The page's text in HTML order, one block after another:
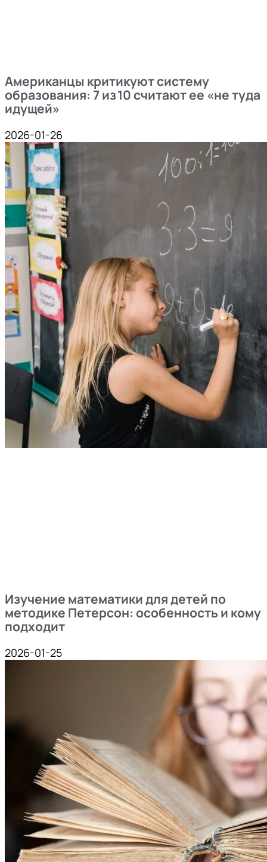
Американцы критикуют систему
образования: 7 из 10 считают ее «не туда
идущей»
2026-01-26
Изучение математики для детей по
методике Петерсон: особенность и кому
подходит
2026-01-25